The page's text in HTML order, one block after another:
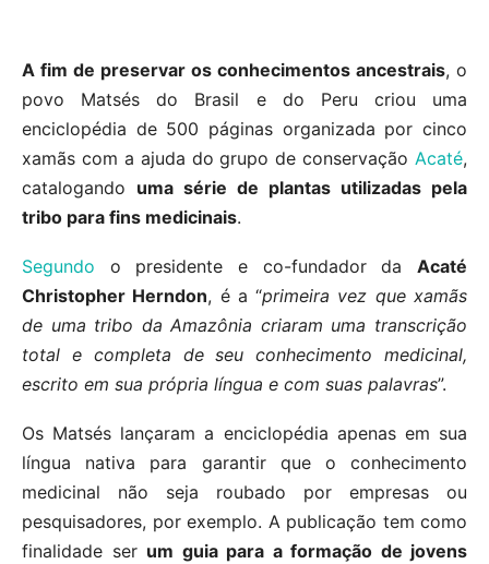
A fim de preservar os conhecimentos ancestrais, o
povo Matsés do Brasil e do Peru criou uma
enciclopédia de 500 páginas organizada por cinco
xamãs com a ajuda do grupo de conservação Acaté,
catalogando uma série de plantas utilizadas pela
tribo para fins medicinais.
Segundo o presidente e co-fundador da Acaté
Christopher Herndon, é a “primeira vez que xamãs
de uma tribo da Amazônia criaram uma transcrição
total e completa de seu conhecimento medicinal,
escrito em sua própria língua e com suas palavras”.
Os Matsés lançaram a enciclopédia apenas em sua
língua nativa para garantir que o conhecimento
medicinal não seja roubado por empresas ou
pesquisadores, por exemplo. A publicação tem como
finalidade ser um guia para a formação de jovens